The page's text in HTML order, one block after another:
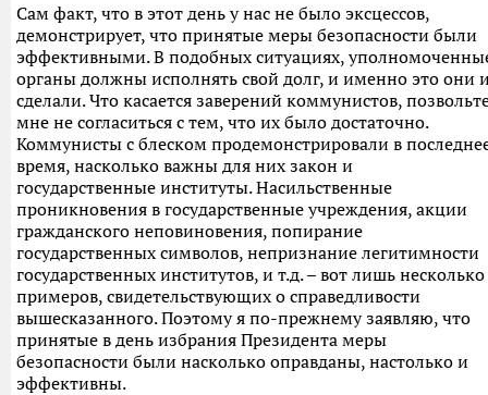
Сам факт, что в этот день у нас не было эксцессов,
демонстрирует, что принятые меры безопасности были
эффективными. В подобных ситуациях,
органы должны исполнять свой долг, и именно это они
сделали. Что касается заверений коммунистов,
мне не согласиться с тем, что их было достаточно.
Коммунисты с блеском продемонстрировали в
время, насколько важны для них закон и
государственные институты. Насильственные
проникновения в государственные учреждения, акции
гражданского неповиновения, попирание
государственных символов, непризнание легитимности
государственных институтов, и т.д. – вот лишь несколько
примеров, свидетельствующих о справедливости
вышесказанного. Поэтому я по-прежнему заявляю, что
принятые в день избрания Президента меры
безопасности были насколько оправданы, настолько и
эффективны.